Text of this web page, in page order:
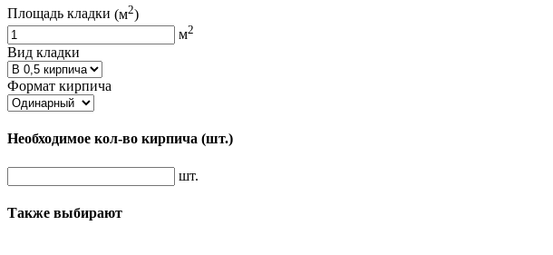
Площадь кладки (м2)
м2
Вид кладки
Формат кирпича
Необходимое кол-во кирпича (шт.)
шт.
Также выбирают